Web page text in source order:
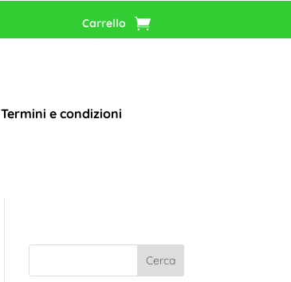
Carrello
Termini e condizioni